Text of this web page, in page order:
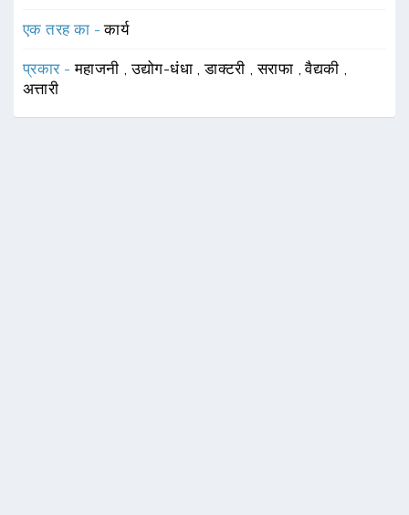
एक तरह का -कार्य
प्रकार -महाजनी ,उद्योग-धंधा ,डाक्टरी ,सराफा ,वैद्यकी ,
अत्तारी